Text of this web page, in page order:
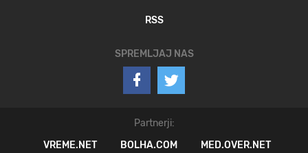
RSS
SPREMLJAJ NAS
Partnerji:
VREME.NET
BOLHA.COM MED.OVER.NET